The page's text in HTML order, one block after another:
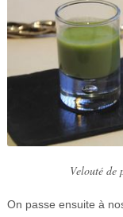
Velouté de
On passe ensuite à